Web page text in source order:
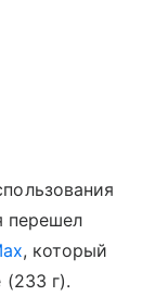
перешел
, который
г).